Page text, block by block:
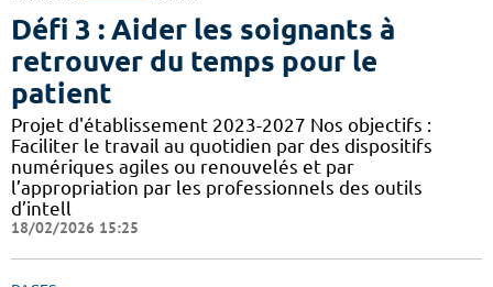
Défi 3 : Aider les soignants à
retrouver du temps pour le
patient
Projet d'établissement 2023-2027 Nos objectifs :
Faciliter le travail au quotidien par des dispositifs
numériques agiles ou renouvelés et par
l’appropriation par les professionnels des outils
d’intell
18/02/2026 15:25